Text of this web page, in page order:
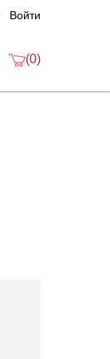
Войти
(0)